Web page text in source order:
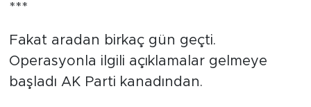
***
Fakat aradan birkaç gün geçti.
Operasyonla ilgili açıklamalar gelmeye
başladı AK Parti kanadından.